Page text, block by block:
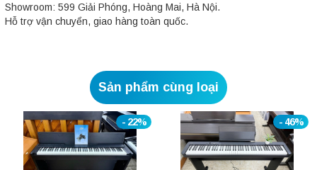
Showroom: 599 Giải Phóng, Hoàng Mai, Hà Nội.
Hỗ trợ vận chuyển, giao hàng toàn quốc.
Sản phẩm cùng loại
- 22% - 46%